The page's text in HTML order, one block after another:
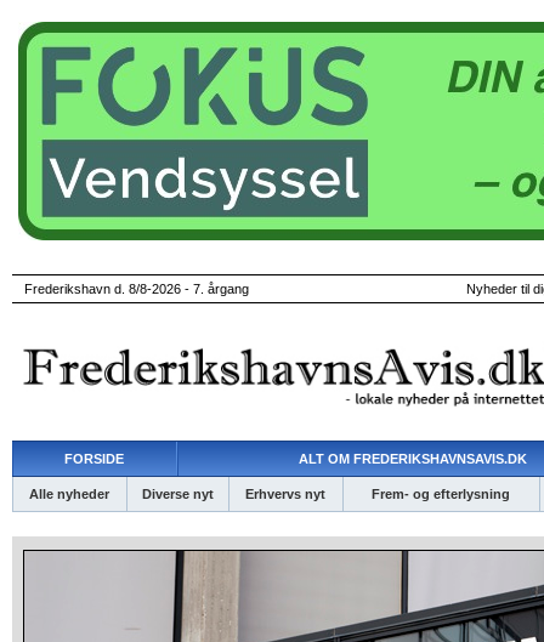
Frederikshavn d. 8/8-2026 - 7. årgang Nyheder til
FORSIDE ALT OM FREDERIKSHAVNSAVIS.DK
Alle nyheder Diverse nyt Erhvervs nyt Frem- og efterlysning